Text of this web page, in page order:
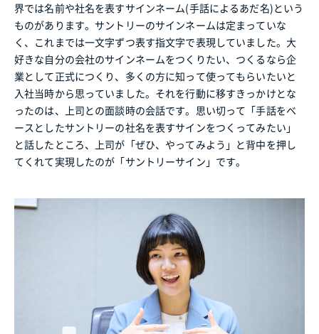
界では名前や社名を表すサインネーム(手話によるあだ名)という
ものがあります。サントリーのサインネームは定まっていな
く、これまでは一文字ずつ表す指文字で表現していました。大
好きな自分の会社のサインネームをつくりたい、つくるなら企
業として正式につくり、多くの方に知って使ってもらいたいと
入社当時から思っていました。それを行動に移すきっかけとな
ったのは、上司との面談時の会話です。思い切って「手話をベ
ースとしたサントリーの社名を表すサインをつくってみたい」
と話したところ、上司が「ぜひ、やってみよう」と背中を押し
てくれて実現したのが「サントリーサイン」です。